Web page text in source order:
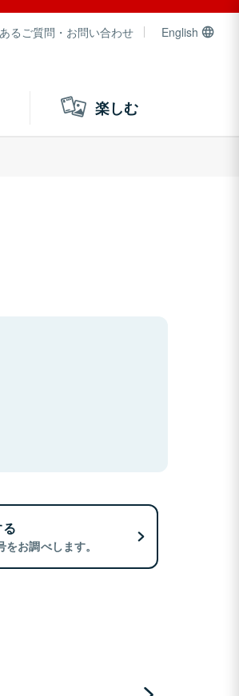
るご質問・お問い合わせ English
楽しむ
お調べします。